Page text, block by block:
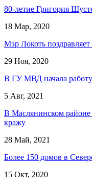
80-летие Григория
18 Мар, 2020
Мэр Локоть
29 Ноя, 2020
В ГУ МВД начала
5 Авг, 2021
В Маслянинском
кражу
28 Май, 2021
Более 150 домов в
15 Окт, 2020